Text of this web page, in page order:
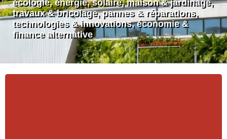
écologie, énergie, solaire, maison & jardinage,
travaux & bricolage, pannes & réparations,
technologies & innovations, économie &
finance alternative